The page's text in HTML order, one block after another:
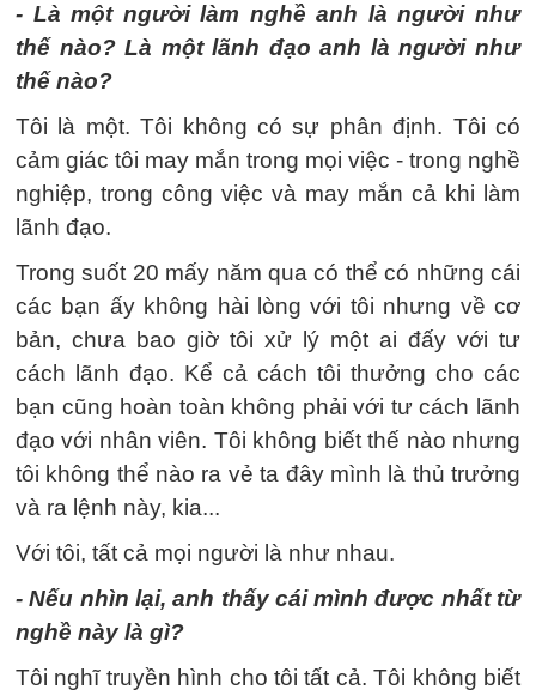
- Là một người làm nghề anh là người như
thế nào? Là một lãnh đạo anh là người như
thế nào?
Tôi là một. Tôi không có sự phân định. Tôi có
cảm giác tôi may mắn trong mọi việc - trong nghề
nghiệp, trong công việc và may mắn cả khi làm
lãnh đạo.
Trong suốt 20 mấy năm qua có thể có những cái
các bạn ấy không hài lòng với tôi nhưng về cơ
bản, chưa bao giờ tôi xử lý một ai đấy với tư
cách lãnh đạo. Kể cả cách tôi thưởng cho các
bạn cũng hoàn toàn không phải với tư cách lãnh
đạo với nhân viên. Tôi không biết thế nào nhưng
tôi không thể nào ra vẻ ta đây mình là thủ trưởng
và ra lệnh này, kia...
Với tôi, tất cả mọi người là như nhau.
- Nếu nhìn lại, anh thấy cái mình được nhất từ
nghề này là gì?
Tôi nghĩ truyền hình cho tôi tất cả. Tôi không biết